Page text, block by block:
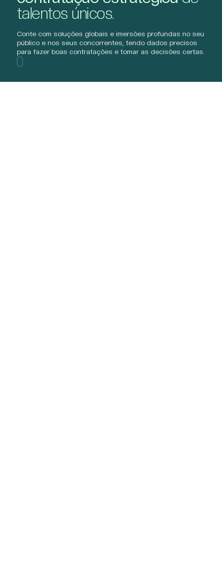
talentos únicos.
Conte com soluções globais e imersões profundas no seu
público e nos seus concorrentes, tendo dados precisos
para fazer boas contratações e tomar as decisões certas.